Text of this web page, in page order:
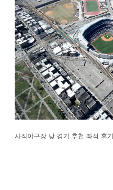
사직야구장 낮 경기 추천 좌석 후기